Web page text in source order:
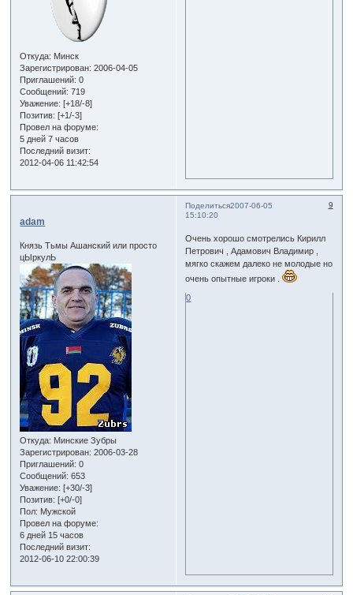
Откуда: Минск
Зарегистрирован: 2006-04-05
Приглашений: 0
Сообщений: 719
Уважение: [+18/-8]
Позитив: [+1/-3]
Провел на форуме:
5 дней 7 часов
Последний визит:
2012-04-06 11:42:54
Поделиться 9
2007-06-05
15:10:20
adam
Князь Тьмы Ашанский или просто
цЫркулЬ
Откуда: Минские Зубры
Зарегистрирован: 2006-03-28
Приглашений: 0
Сообщений: 653
Уважение: [+30/-3]
Позитив: [+0/-0]
Пол: Мужской
Провел на форуме:
6 дней 15 часов
Последний визит:
2012-06-10 22:00:39
Очень хорошо смотрелись Кирилл
Петрович , Адамович Владимир ,
мягко скажем далеко не молодые но
очень опытные игроки .
0